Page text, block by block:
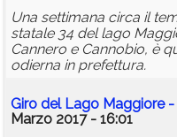
Una settimana circa il
statale 34 del lago
Cannero e Cannobio, è
odierna in prefettura.
Giro del Lago Maggiore -
Marzo 2017 - 16:01